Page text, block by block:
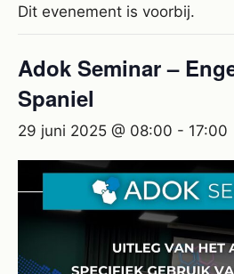
Dit evenement is voorbij.
Adok Seminar –
Spaniel
29 juni 2025 @ 08:00 - 17:00